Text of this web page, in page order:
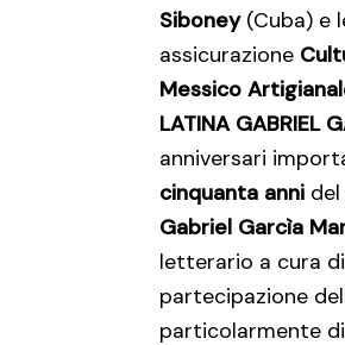
Siboney(Cuba) e
assicurazione
Messico
LATINA GABRIEL
anniversari
cinquanta anni
Gabriel Garcìa
letterario a cura di
partecipazione
particolarmente di